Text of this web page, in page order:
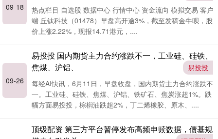
09-18
热点栏目 自选股 数据中心 行情中心 资金流向 模拟交易 客户
端 丘钛科技（01478）早盘高开逾3%，截至发稿金牛呗，股
价上涨2.22%，现报14.71港元，....
09-26
易投投 国内期货主力合约涨跌不一，工业硅、硅铁、
焦煤、沪铝、
易投投
每经AI快讯，6月11日，早盘收盘，国内期货主力合约涨跌不
一。工业硅、硅铁、焦煤、沪铝、铁矿石、焦炭涨超1%。跌
幅方面易投投，棕榈油跌超2%，丁二烯橡胶、原木、....
顶级配资 第三方平台暂停发布高频申赎数据，债基规